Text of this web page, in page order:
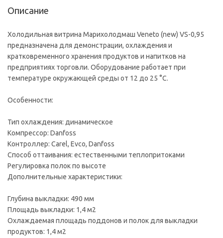
Описание
Холодильная витрина Марихолодмаш Veneto (new) VS-0,95
предназначена для демонстрации, охлаждения и
кратковременного хранения продуктов и напитков на
предприятиях торговли. Оборудование работает при
температуре окружающей среды от 12 до 25 °С.
Особенности:
Тип охлаждения: динамическое
Компрессор: Danfoss
Контроллер: Carel, Evco, Danfoss
Способ оттаивания: естественными теплопритоками
Регулировка полок по высоте
Дополнительные характеристики:
Глубина выкладки: 490 мм
Площадь выкладки: 1,4 м2
Охлаждаемая площадь поддонов и полок для выкладки
продуктов: 1,4 м2